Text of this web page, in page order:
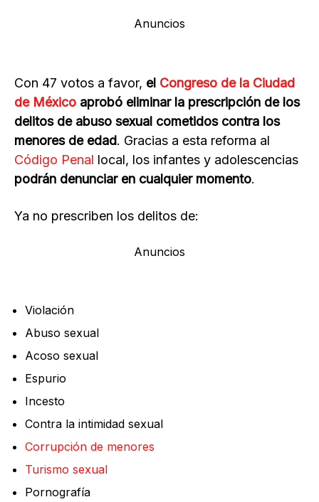
Anuncios
Con 47 votos a favor, el Congreso de la Ciudad
de México aprobó eliminar la prescripción de los
delitos de abuso sexual cometidos contra los
menores de edad. Gracias a esta reforma al
Código Penal local, los infantes y adolescencias
podrán denunciar en cualquier momento.
Ya no prescriben los delitos de:
Anuncios
Violación
Abuso sexual
Acoso sexual
Espurio
Incesto
Contra la intimidad sexual
Corrupción de menores
Turismo sexual
Pornografía